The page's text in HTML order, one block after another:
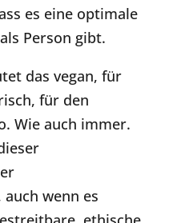
es eine optimale
Person gibt.
das vegan, für
für den
Wie auch immer.
wenn es